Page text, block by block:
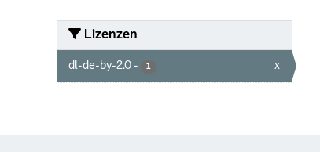
Lizenzen
dl-de-by-2.0 - 1 x